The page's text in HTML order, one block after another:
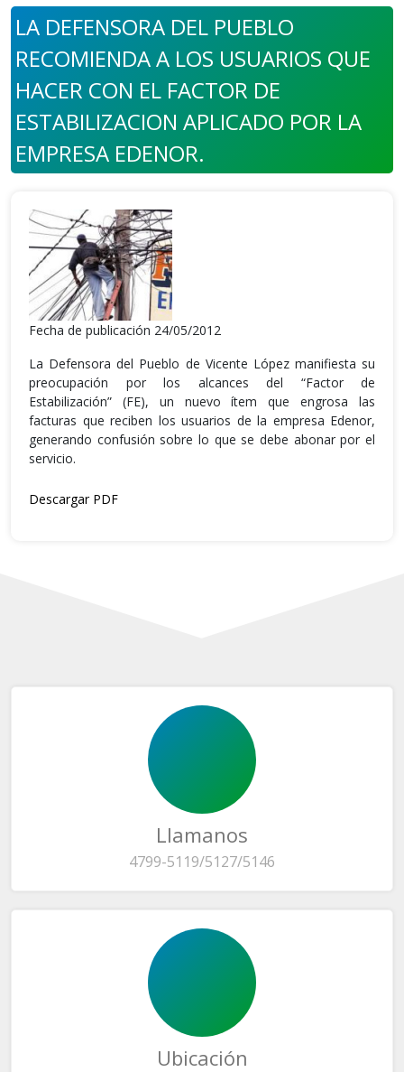
LA DEFENSORA DEL PUEBLO
RECOMIENDA A LOS USUARIOS QUE
HACER CON EL FACTOR DE
ESTABILIZACION APLICADO POR LA
EMPRESA EDENOR.
Fecha de publicación 24/05/2012
La Defensora del Pueblo de Vicente López manifiesta su
preocupación por los alcances del “Factor de
Estabilización” (FE), un nuevo ítem que engrosa las
facturas que reciben los usuarios de la empresa Edenor,
generando confusión sobre lo que se debe abonar por el
servicio.
Descargar PDF
Llamanos
4799-5119/5127/5146
Ubicación